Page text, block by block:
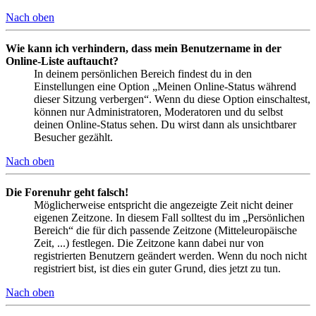
Nach oben
Wie kann ich verhindern, dass mein Benutzername in der
Online-Liste auftaucht?
In deinem persönlichen Bereich findest du in den
Einstellungen eine Option „Meinen Online-Status während
dieser Sitzung verbergen“. Wenn du diese Option einschaltest,
können nur Administratoren, Moderatoren und du selbst
deinen Online-Status sehen. Du wirst dann als unsichtbarer
Besucher gezählt.
Nach oben
Die Forenuhr geht falsch!
Möglicherweise entspricht die angezeigte Zeit nicht deiner
eigenen Zeitzone. In diesem Fall solltest du im „Persönlichen
Bereich“ die für dich passende Zeitzone (Mitteleuropäische
Zeit, ...) festlegen. Die Zeitzone kann dabei nur von
registrierten Benutzern geändert werden. Wenn du noch nicht
registriert bist, ist dies ein guter Grund, dies jetzt zu tun.
Nach oben